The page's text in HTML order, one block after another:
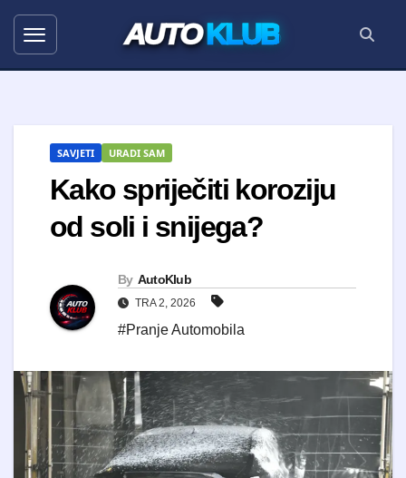
AUTOKLUB
SAVJETI URADI SAM
Kako spriječiti koroziju
od soli i snijega?
By AutoKlub
TRA 2, 2026
#Pranje Automobila